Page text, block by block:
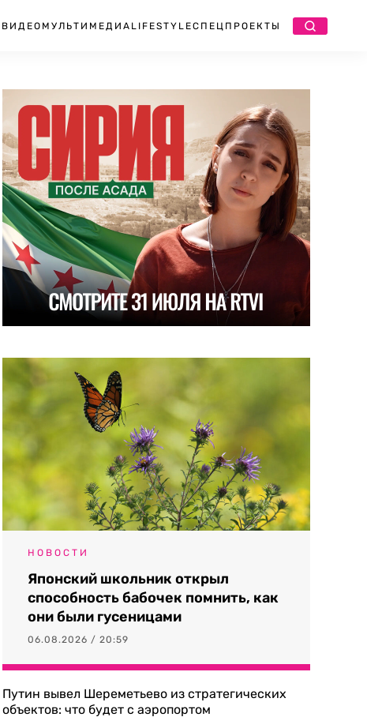
ВИДЕО МУЛЬТИМЕДИА LIFESTYLEСПЕЦПРОЕКТЫ
НОВОСТИ
Японский школьник открыл
способность бабочек помнить, как
они были гусеницами
06.08.2026 / 20:59
Путин вывел Шереметьево из стратегических
объектов: что будет с аэропортом